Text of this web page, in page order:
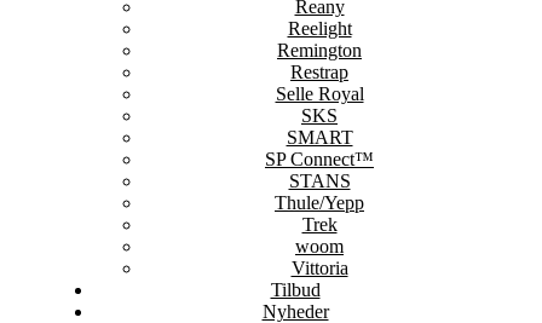
Reany
Reelight
Remington
Restrap
Selle Royal
SKS
SMART
SP Connect™
STANS
Thule/Yepp
Trek
woom
Vittoria
Tilbud
Nyheder